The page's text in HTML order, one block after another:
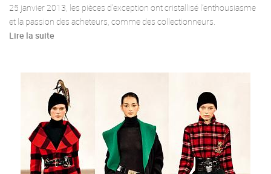
25 janvier 2013, les pièces d’exception ont cristallisé l’enthousiasme
et la passion des acheteurs, comme des collectionneurs.
Lire la suite